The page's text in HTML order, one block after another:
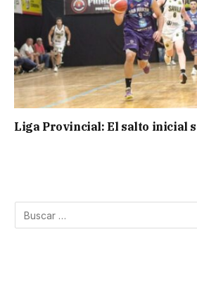
Liga Provincial: El salto inicial